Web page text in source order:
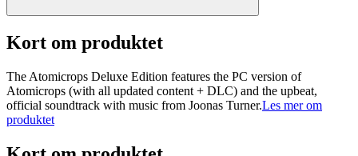
Kort om produktet
The Atomicrops Deluxe Edition features the PC version of
Atomicrops (with all updated content + DLC) and the upbeat,
official soundtrack with music from Joonas Turner.Les mer om
produktet